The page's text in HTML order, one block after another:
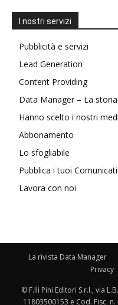
I nostri servizi
Pubblicità e servizi
Lead Generation
Content Providing
Data Manager – La storia
Hanno scelto i nostri
Abbonamento
Lo sfogliabile
Pubblica i tuoi
Lavora con noi
La rivista Data Manager
Privacy
© F.lli Pini Editori S.r.l., via
11803500153 e Cod. Fisc.